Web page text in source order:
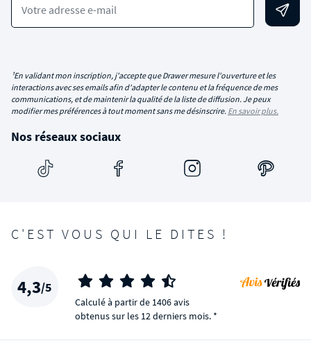
Votre adresse e-mail
¹En validant mon inscription, j'accepte que Drawer mesure l'ouverture et les
interactions avec ses emails afin d'adapter le contenu et la fréquence de mes
communications, et de maintenir la qualité de la liste de diffusion. Je peux
modifier mes préférences à tout moment sans me désinscrire. En savoir plus.
Nos réseaux sociaux
C'EST VOUS QUI LE DITES !
4,3/5
Calculé à partir de 1406 avis
obtenus sur les 12 derniers mois. *